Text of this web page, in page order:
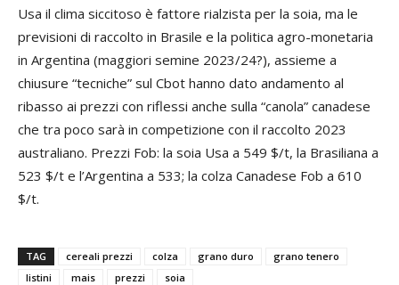
Usa il clima siccitoso è fattore rialzista per la soia, ma le
previsioni di raccolto in Brasile e la politica agro-monetaria
in Argentina (maggiori semine 2023/24?), assieme a
chiusure “tecniche” sul Cbot hanno dato andamento al
ribasso ai prezzi con riflessi anche sulla “canola” canadese
che tra poco sarà in competizione con il raccolto 2023
australiano. Prezzi Fob: la soia Usa a 549 $/t, la Brasiliana a
523 $/t e l’Argentina a 533; la colza Canadese Fob a 610
$/t.
TAG cereali prezzi colza grano duro
grano tenero
listini
mais prezzi soia